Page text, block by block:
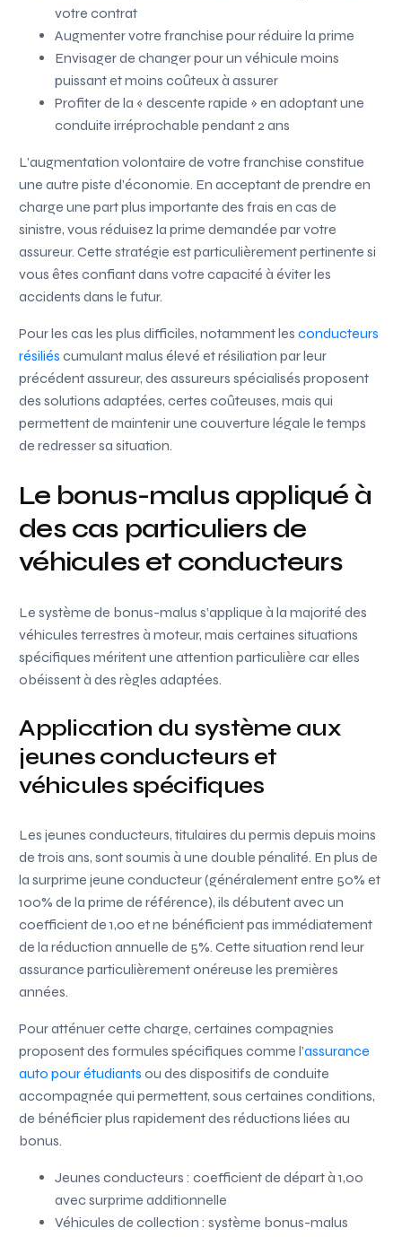
votre contrat
Augmenter votre franchise pour réduire la prime
Envisager de changer pour un véhicule moins
puissant et moins coûteux à assurer
Profiter de la « descente rapide » en adoptant une
conduite irréprochable pendant 2 ans
L’augmentation volontaire de votre franchise constitue
une autre piste d’économie. En acceptant de prendre en
charge une part plus importante des frais en cas de
sinistre, vous réduisez la prime demandée par votre
assureur. Cette stratégie est particulièrement pertinente si
vous êtes confiant dans votre capacité à éviter les
accidents dans le futur.
Pour les cas les plus difficiles, notamment lesconducteurs
résiliés cumulant malus élevé et résiliation par leur
précédent assureur, des assureurs spécialisés proposent
des solutions adaptées, certes coûteuses, mais qui
permettent de maintenir une couverture légale le temps
de redresser sa situation.
Le bonus-malus appliqué à
des cas particuliers de
véhicules et conducteurs
Le système de bonus-malus s’applique à la majorité des
véhicules terrestres à moteur, mais certaines situations
spécifiques méritent une attention particulière car elles
obéissent à des règles adaptées.
Application du système aux
jeunes conducteurs et
véhicules spécifiques
Les jeunes conducteurs, titulaires du permis depuis moins
de trois ans, sont soumis à une double pénalité. En plus de
la surprime jeune conducteur (généralement entre 50% et
100% de la prime de référence), ils débutent avec un
coefficient de 1,00 et ne bénéficient pas immédiatement
de la réduction annuelle de 5%. Cette situation rend leur
assurance particulièrement onéreuse les premières
années.
Pour atténuer cette charge, certaines compagnies
proposent des formules spécifiques comme l’assurance
auto pour étudiants ou des dispositifs de conduite
accompagnée qui permettent, sous certaines conditions,
de bénéficier plus rapidement des réductions liées au
bonus.
Jeunes conducteurs : coefficient de départ à 1,00
avec surprime additionnelle
Véhicules de collection : système bonus-malus